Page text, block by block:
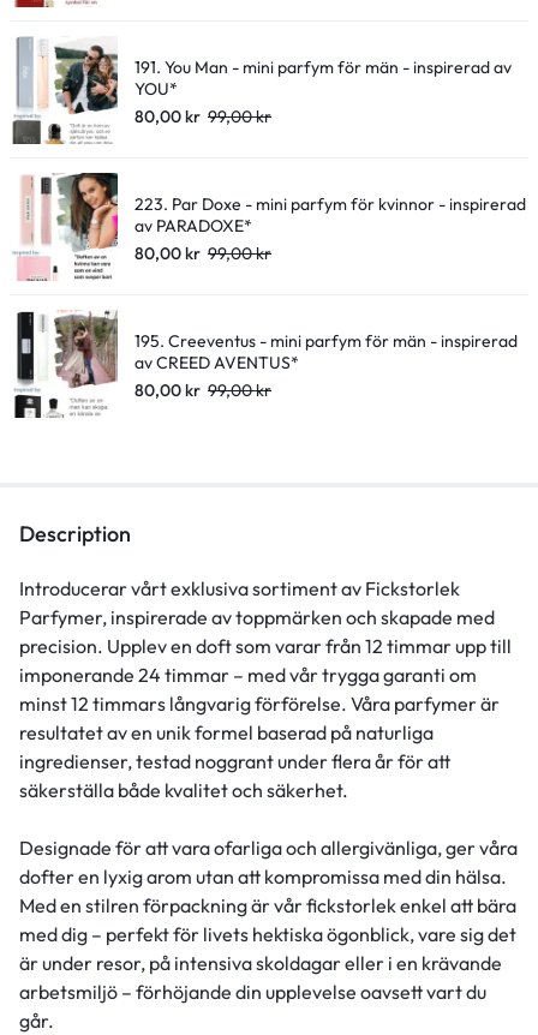
191. You Man - mini parfym för män - inspirerad av
YOU*
80,00kr 99,00kr
223. Par Doxe - mini parfym för kvinnor - inspirerad
av PARADOXE*
80,00kr 99,00kr
195. Creeventus - mini parfym för män - inspirerad
av CREED AVENTUS*
80,00kr 99,00kr
Description
Introducerar vårt exklusiva sortiment av Fickstorlek
Parfymer, inspirerade av toppmärken och skapade med
precision. Upplev en doft som varar från 12 timmar upp till
imponerande 24 timmar – med vår trygga garanti om
minst 12 timmars långvarig förförelse. Våra parfymer är
resultatet av en unik formel baserad på naturliga
ingredienser, testad noggrant under flera år för att
säkerställa både kvalitet och säkerhet.
Designade för att vara ofarliga och allergivänliga, ger våra
dofter en lyxig arom utan att kompromissa med din hälsa.
Med en stilren förpackning är vår fickstorlek enkel att bära
med dig – perfekt för livets hektiska ögonblick, vare sig det
är under resor, på intensiva skoldagar eller i en krävande
arbetsmiljö – förhöjande din upplevelse oavsett vart du
går.